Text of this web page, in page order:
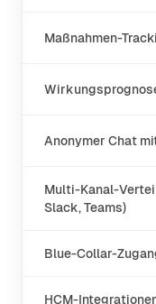
Maßnahmen-
Anonymer Chat
Multi-Kanal-
Slack, Teams)
Blue-Collar-
HCM-